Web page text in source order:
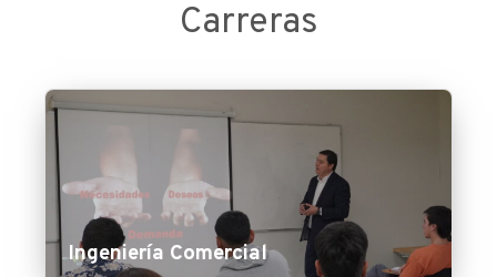
Carreras
Ingeniería Comercial